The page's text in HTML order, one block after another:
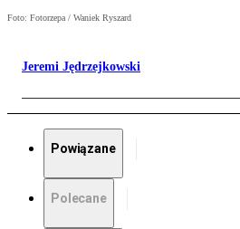
Foto: Fotorzepa / Waniek Ryszard
Jeremi Jędrzejkowski
Powiązane
Polecane